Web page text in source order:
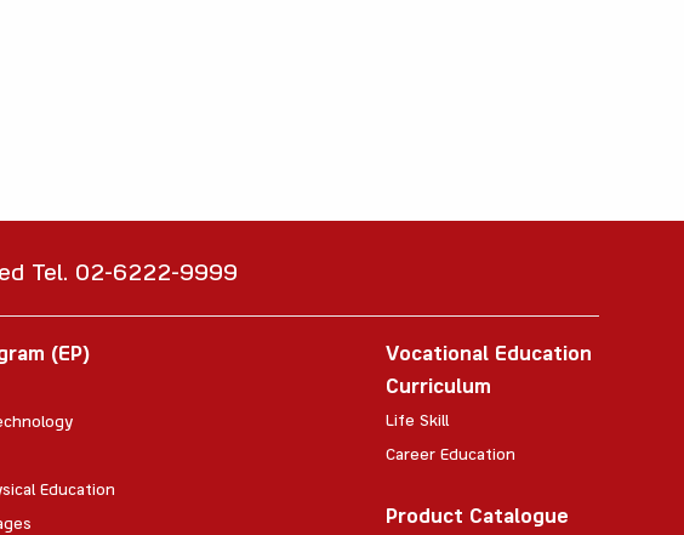
Tel. 02-6222-9999
(EP)
Education
Vocational Education
Curriculum
Life Skill
Career Education
Product Catalogue